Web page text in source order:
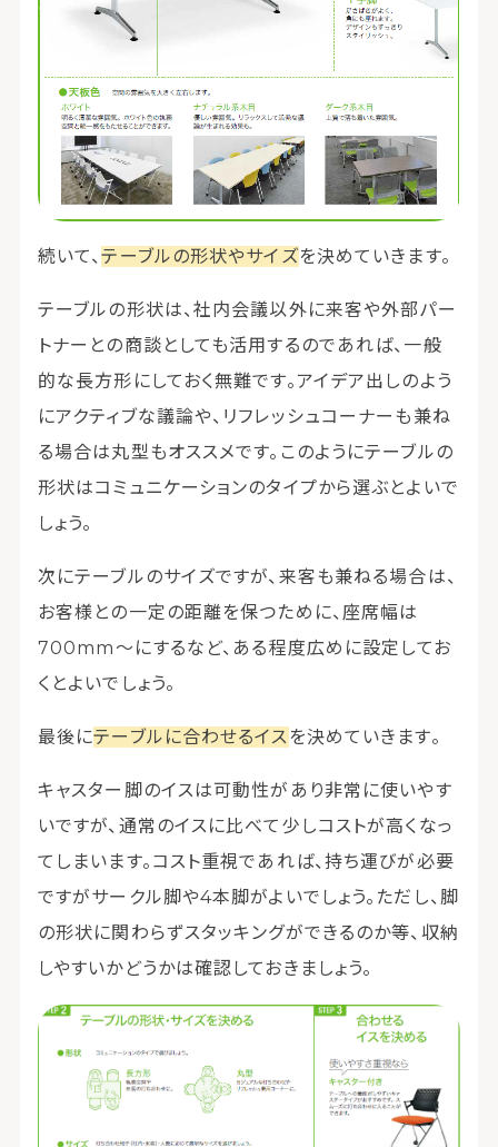
続いて、テーブルの形状やサイズを決めていきます。
テーブルの形状は、社内会議以外に来客や外部パー
トナーとの商談としても活用するのであれば、一般
的な長方形にしておく無難です。アイデア出しのよう
にアクティブな議論や、リフレッシュコーナーも兼ね
る場合は丸型もオススメです。このようにテーブルの
形状はコミュニケーションのタイプから選ぶとよいで
しょう。
次にテーブルのサイズですが、来客も兼ねる場合は、
お客様との一定の距離を保つために、座席幅は
700mm～にするなど、ある程度広めに設定してお
くとよいでしょう。
最後にテーブルに合わせるイス を決めていきます。
キャスター脚のイスは可動性があり非常に使いやす
いですが、通常のイスに比べて少しコストが高くなっ
てしまいます。コスト重視であれば、持ち運びが必要
ですがサークル脚や4本脚がよいでしょう。ただし、脚
の形状に関わらずスタッキングができるのか等、収納
しやすいかどうかは確認しておきましょう。